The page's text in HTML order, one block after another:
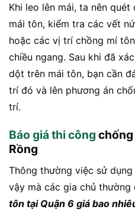
Khi leo lên mái, ta nên
mái tôn, kiểm tra các vết
hoặc các vị trí chồng mí
chiều ngang. Sau khi đã
dột trên mái tôn, bạn cần
trí đó và lên phương án
trí.
Báo giá thi công chống
Rồng
Thông thường việc sử
vậy mà các gia chủ thường
tôn tại Quận 6 giá bao